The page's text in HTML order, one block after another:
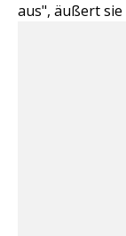
aus", äußert sie